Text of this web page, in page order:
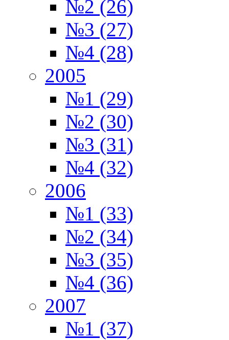
№2 (26)
№3 (27)
№4 (28)
2005
№1 (29)
№2 (30)
№3 (31)
№4 (32)
2006
№1 (33)
№2 (34)
№3 (35)
№4 (36)
2007
№1 (37)